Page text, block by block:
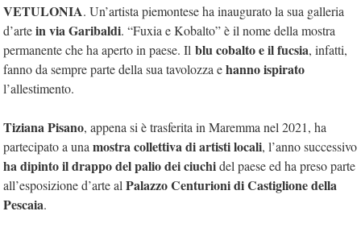
VETULONIA. Un’artista piemontese ha inaugurato la sua galleria
d’artein via Garibaldi. “Fuxia e Kobalto” è il nome della mostra
permanente che ha aperto in paese. Il blu cobalto e il fucsia, infatti,
fanno da sempre parte della sua tavolozza ehanno ispirato
l’allestimento.
Tiziana Pisano, appena si è trasferita in Maremma nel 2021, ha
partecipato a una mostra collettiva di artisti locali, l’anno successivo
ha dipinto il drappo del palio dei ciuchidel paese ed ha preso parte
all’esposizione d’arte al Palazzo Centurioni di Castiglione della
Pescaia.